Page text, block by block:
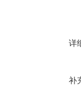
详
补